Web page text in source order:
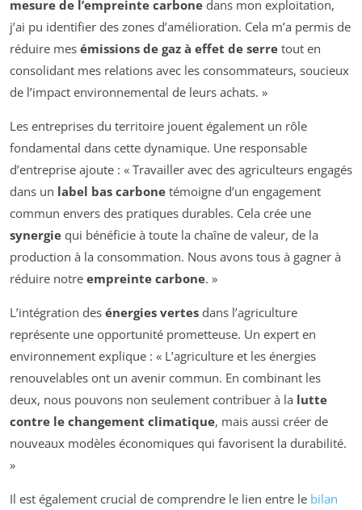
mesure de l’empreinte carbone dans mon exploitation,
j’ai pu identifier des zones d’amélioration. Cela m’a permis de
réduire mes émissions de gaz à effet de serre tout en
consolidant mes relations avec les consommateurs, soucieux
de l’impact environnemental de leurs achats. »
Les entreprises du territoire jouent également un rôle
fondamental dans cette dynamique. Une responsable
d’entreprise ajoute : « Travailler avec des agriculteurs engagés
dans un label bas carbone témoigne d’un engagement
commun envers des pratiques durables. Cela crée une
synergie qui bénéficie à toute la chaîne de valeur, de la
production à la consommation. Nous avons tous à gagner à
réduire notre empreinte carbone. »
L’intégration des énergies vertes dans l’agriculture
représente une opportunité prometteuse. Un expert en
environnement explique : « L’agriculture et les énergies
renouvelables ont un avenir commun. En combinant les
deux, nous pouvons non seulement contribuer à la lutte
contre le changement climatique, mais aussi créer de
nouveaux modèles économiques qui favorisent la durabilité.
»
Il est également crucial de comprendre le lien entre le bilan